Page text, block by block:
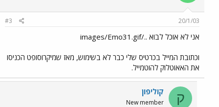
20/1/03
#3
אני לא אוכל לבוא ../images/Emo31.gif
וכתובת המייל בכרטיס שלי כבר לא בשימוש, מאז שמיקרוסופט הכניסו
את האאוטלוק להוטמייל.
ק קוליפון
New member